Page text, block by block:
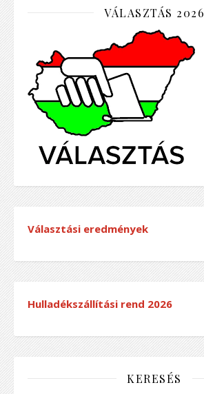
VÁLASZTÁS 2026
Választási eredmények
Hulladékszállítási rend 2026
KERESÉS